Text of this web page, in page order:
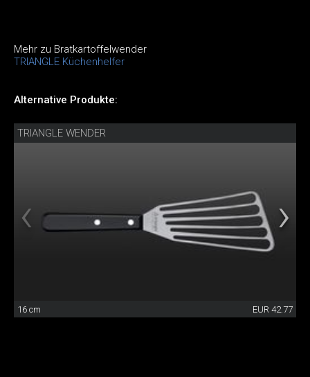
Mehr zu Bratkartoffelwender
TRIANGLE Küchenhelfer
Alternative Produkte:
TRIANGLE WENDER
16 cm EUR 42.77